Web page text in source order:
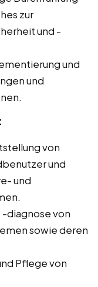
zur
und -
und
und
von
und
und
-diagnose von
sowie deren
Pflege von